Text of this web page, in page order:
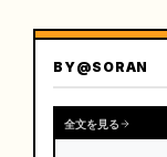
BY@SORAN
全文を見る